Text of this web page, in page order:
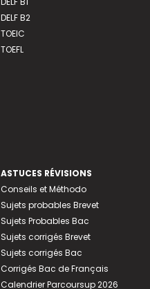
DELF B2
TOEIC
TOEFL
ASTUCES RÉVISIONS
Conseils et Méthodo
Sujets probables Brevet
Sujets Probables Bac
Sujets corrigés Brevet
Sujets corrigés Bac
Corrigés Bac de Français
Calendrier Parcoursup 2026